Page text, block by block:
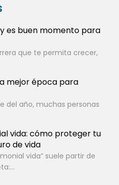
es buen momento para
que te permita crecer,
mejor época para
del año, muchas personas
vida: cómo proteger tu
de vida
vida” suele partir de